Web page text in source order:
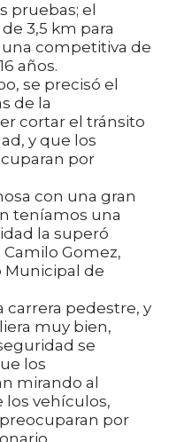
pruebas; el
3,5 km para
una competitiva de
años.
se precisó el
de la
cortar el tránsito
y que los
por
con una gran
teníamos una
la superó
Gomez,
de
carrera pedestre, y
muy bien,
se
los
mirando al
los vehículos,
por